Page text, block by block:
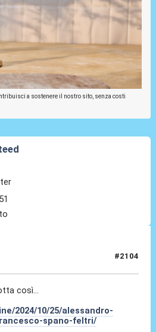
a sostenere il nostro sito, senza costi
#2104
così...
2024/10/25/alessandro-
spano-feltri/